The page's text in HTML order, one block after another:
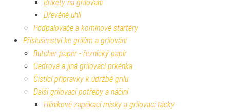
Brikety na grilování
Dřevěné uhlí
Podpalovače a komínové startéry
Příslušenství ke grilům a grilování
Butcher paper - řeznický papír
Cedrová a jiná grilovací prkénka
Čistící přípravky k údržbě grilu
Další grilovací potřeby a náčiní
Hliníkové zapékací misky a grilovací tácky